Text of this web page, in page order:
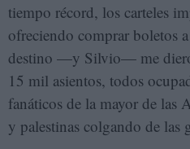
tiempo récord, los carteles
ofreciendo comprar boletos
destino —y Silvio— me
15 mil asientos, todos
fanáticos de la mayor de las
y palestinas colgando de las